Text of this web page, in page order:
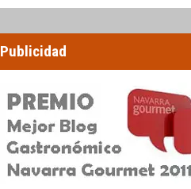
Publicidad